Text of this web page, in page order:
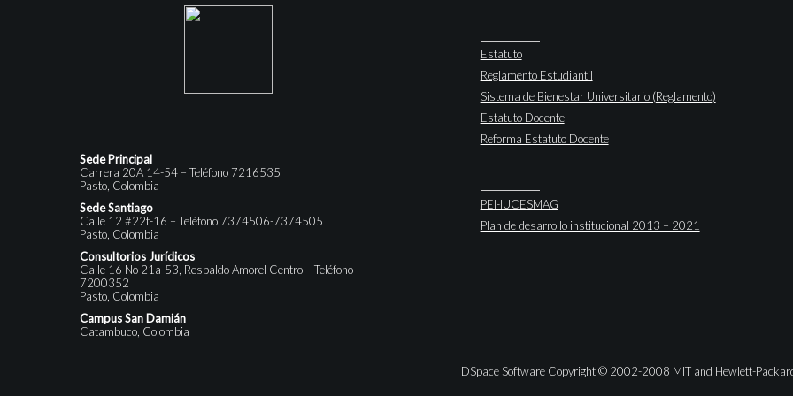
Sede Principal
Carrera 20A 14-54 – Teléfono 7216535
Pasto, Colombia
Sede Santiago
Calle 12 #22f-16 – Teléfono 7374506-7374505
Pasto, Colombia
Consultorios Jurídicos
Calle 16 No 21a-53, Respaldo Amorel Centro – Teléfono
7200352
Pasto, Colombia
Campus San Damián
Catambuco, Colombia
Estatuto
Reglamento Estudiantil
Sistema de Bienestar Universitario (Reglamento)
Estatuto Docente
Reforma Estatuto Docente
PEI-IUCESMAG
Plan de desarrollo institucional 2013 – 2021
DSpace Software Copyright © 2002-2008 MIT and Hewlett-